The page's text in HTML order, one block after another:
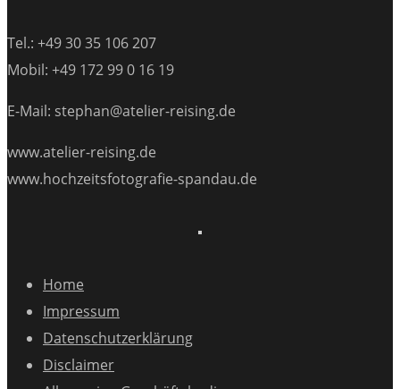
Tel.: +49 30 35 106 207
Mobil: +49 172 99 0 16 19
E-Mail: stephan@atelier-reising.de
www.atelier-reising.de
www.hochzeitsfotografie-spandau.de
Home
Impressum
Datenschutzerklärung
Disclaimer